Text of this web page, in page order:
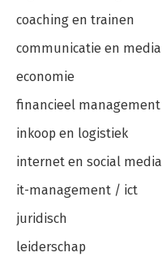
coaching en trainen
communicatie en media
economie
financieel management
inkoop en logistiek
internet en social media
it-management / ict
juridisch
leiderschap